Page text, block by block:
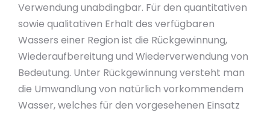
Verwendung unabdingbar. Für den quantitativen
sowie qualitativen Erhalt des verfügbaren
Wassers einer Region ist die Rückgewinnung,
Wiederaufbereitung und Wiederverwendung von
Bedeutung. Unter Rückgewinnung versteht man
die Umwandlung von natürlich vorkommendem
Wasser, welches für den vorgesehenen Einsatz